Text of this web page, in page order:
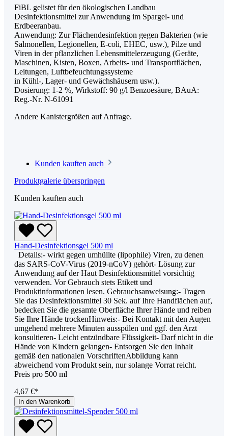
FiBL gelistet für den ökologischen Landbau
Desinfektionsmittel zur Anwendung im Spargel- und
Erdbeeranbau.
Anwendung: Zur Flächendesinfektion gegen Bakterien (wie
Salmonellen, Legionellen, E-coli, EHEC, usw.), Pilze und
Viren in der pflanzlichen Lebensmittelerzeugung (Geräte,
Maschinen, Kisten, Boxen, Arbeits- und Transportflächen,
Leitungen, Luftbefeuchtungssysteme
in Kühl-, Lager- und Gewächshäusern usw.).
Dosierung: 1-2 %, Wirkstoff: 90 g/l Benzoesäure, BAuA:
Reg.-Nr. N-61091
Andere Kanistergrößen auf Anfrage.
Kunden kauften auch
Produktgalerie überspringen
Kunden kauften auch
Hand-Desinfektionsgel 500 ml
Details:- wirkt gegen umhüllte (lipophile) Viren, zu denen
das SARS-CoV-Virus (2019-nCoV) gehört- Lösung zur
Anwendung auf der Haut Desinfektionsmittel vorsichtig
verwenden. Vor Gebrauch stets Etikett und
Produktinformationen lesen. Gebrauchsanweisung:- Tragen
Sie das Desinfektionsmittel 30 Sek. auf Ihre Handflächen auf,
bedecken Sie die gesamte Oberfläche Ihrer Hände und reiben
Sie Ihre Hände trockenHinweis:- Bei Kontakt mit den Augen
umgehend mehrere Minuten ausspülen und ggf. den Arzt
konsultieren- Leicht entzündbare Flüssigkeit- Darf nicht in die
Hände von Kindern gelangen- Entsorgen Sie den Inhalt
gemäß den nationalen VorschriftenAbbildung kann
abweichend vom Produkt sein, nur solange Vorrat reicht.
Preis pro 500 ml
4,67 €*
In den Warenkorb